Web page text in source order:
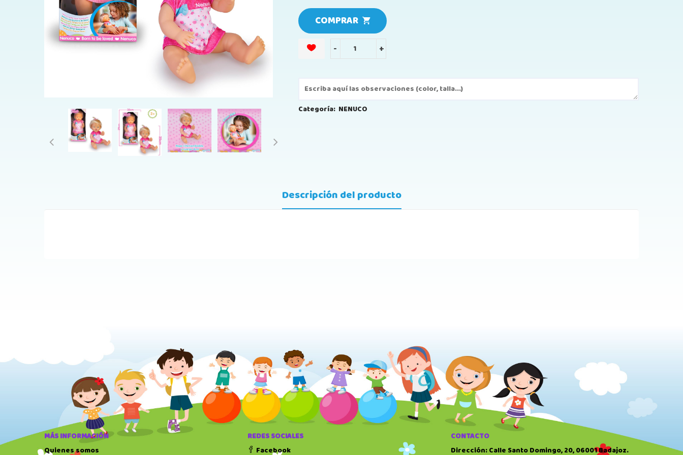
COMPRAR
- +
Categoría: NENUCO
Descripción del producto
MÁS INFORMACIÓN
Quienes somos
REDES SOCIALES
Facebook
CONTACTO
Dirección: Calle Santo Domingo, 20, 06001 Badajoz.